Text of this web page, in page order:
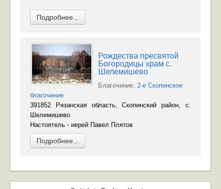
Подробнее...
Рождества пресвятой
Богородицы храм с.
Шелемишево
Благочиние: 2-е Скопинское
благочиние
391852 Рязанская область, Скопинский район, с.
Шелемишево
Настоятель - иерей Павел Плятов
Подробнее...